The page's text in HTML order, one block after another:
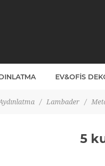
EV&OFIS
/ Lambader /
5